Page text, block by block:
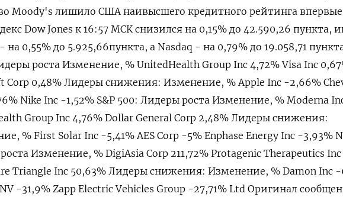
Moody's лишило США наивысшего кредитного рейтинга впервые
Dow Jones к 16:57 МСК снизился на 0,15% до 42.590,26 пункта,
на 0,55% до 5.925,66​ пункта, а Nasdaq - на 0,79% до 19.058,71
роста Изменение, % UnitedHealth Group Inc 4,72% Visa Inc
Corp 0,48% Лидеры снижения: Изменение, % Apple Inc -2,66%
Nike Inc -1,52% S&P 500: Лидеры роста Изменение, % Moderna
Group Inc 4,76% Dollar General Corp 2,48% Лидеры снижения:
% First Solar Inc -5,41% AES Corp -5% Enphase Energy Inc -3,93%
Изменение, % DigiAsia Corp 211,72% Protagenic Therapeutics Inc
Triangle Inc 50,63% Лидеры снижения: Изменение, % Damon Inc
-31,9% Zapp Electric Vehicles Group -27,71% Ltd Оригинал